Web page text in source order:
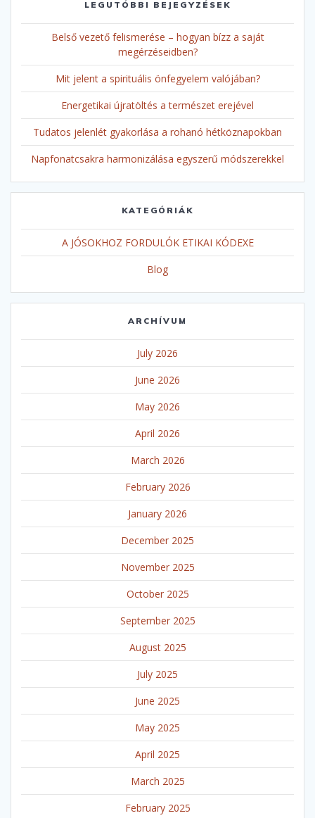
LEGUTÓBBI BEJEGYZÉSEK
Belső vezető felismerése – hogyan bízz a saját
megérzéseidben?
Mit jelent a spirituális önfegyelem valójában?
Energetikai újratöltés a természet erejével
Tudatos jelenlét gyakorlása a rohanó hétköznapokban
Napfonatcsakra harmonizálása egyszerű módszerekkel
KATEGÓRIÁK
A JÓSOKHOZ FORDULÓK ETIKAI KÓDEXE
Blog
ARCHÍVUM
July 2026
June 2026
May 2026
April 2026
March 2026
February 2026
January 2026
December 2025
November 2025
October 2025
September 2025
August 2025
July 2025
June 2025
May 2025
April 2025
March 2025
February 2025